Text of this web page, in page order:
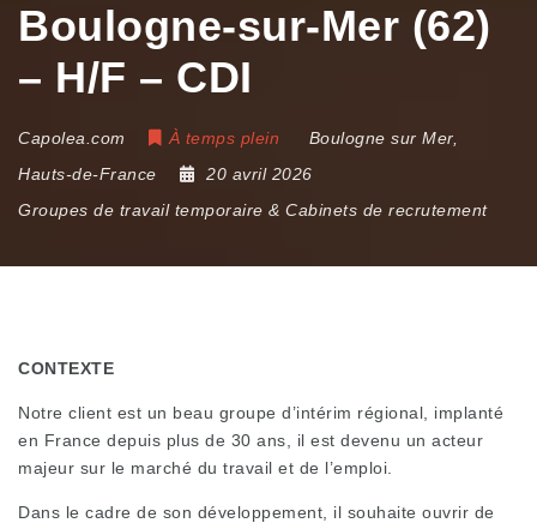
Boulogne-sur-Mer (62)
– H/F – CDI
Capolea.com À temps plein Boulogne sur Mer,
Hauts-de-France
20 avril 2026
Groupes de travail temporaire & Cabinets de recrutement
CONTEXTE
Notre client est un beau groupe d’intérim régional, implanté
en France depuis plus de 30 ans, il est devenu un acteur
majeur sur le marché du travail et de l’emploi.
Dans le cadre de son développement, il souhaite ouvrir de